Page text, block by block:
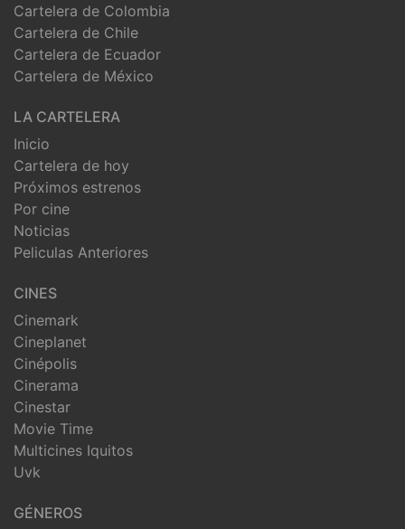
Cartelera de Colombia
Cartelera de Chile
Cartelera de Ecuador
Cartelera de México
LA CARTELERA
Inicio
Cartelera de hoy
Próximos estrenos
Por cine
Noticias
Peliculas Anteriores
CINES
Cinemark
Cineplanet
Cinépolis
Cinerama
Cinestar
Movie Time
Multicines Iquitos
Uvk
GÉNEROS